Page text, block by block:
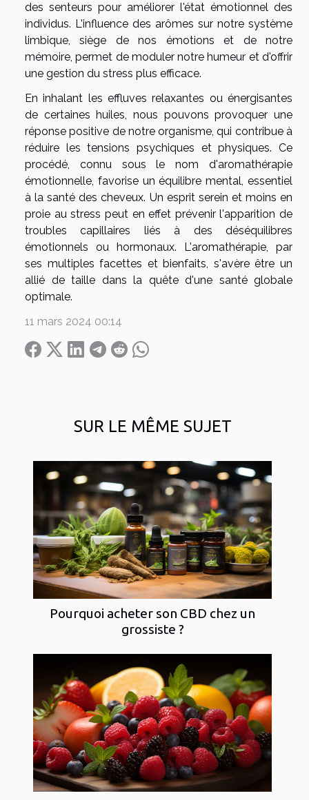
SUR LE MÊME SUJET
Pourquoi acheter son CBD chez un
grossiste ?
des senteurs pour améliorer l'état émotionnel des
individus. L'influence des arômes sur notre système
limbique, siège de nos émotions et de notre
mémoire, permet de moduler notre humeur et d'offrir
une gestion du stress plus efficace.
En inhalant les effluves relaxantes ou énergisantes
de certaines huiles, nous pouvons provoquer une
réponse positive de notre organisme, qui contribue à
réduire les tensions psychiques et physiques. Ce
procédé, connu sous le nom d'aromathérapie
émotionnelle, favorise un équilibre mental, essentiel
à la santé des cheveux. Un esprit serein et moins en
proie au stress peut en effet prévenir l'apparition de
troubles capillaires liés à des déséquilibres
émotionnels ou hormonaux. L'aromathérapie, par
ses multiples facettes et bienfaits, s'avère être un
allié de taille dans la quête d'une santé globale
optimale.
11 mars 2024 00:14